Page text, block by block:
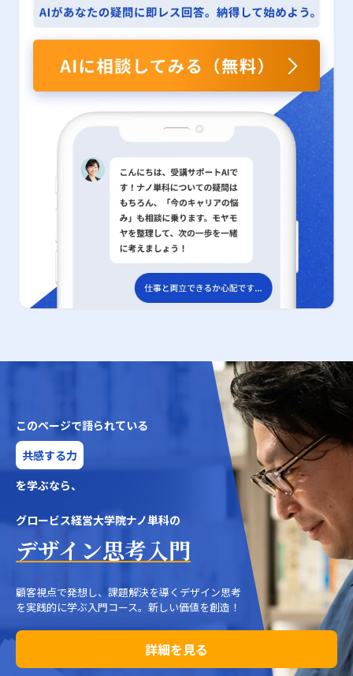
このページで語られている
共感する力
を学ぶなら、
グロービス経営大学院ナノ単科の
デザイン思考入門
顧客視点で発想し、課題解決を導くデザイン思考
を実践的に学ぶ入門コース。新しい価値を創造！
詳細を見る